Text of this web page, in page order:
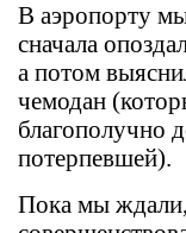
В аэропорту
сначала
а потом
чемодан
благополучно
потерпевшей).
Пока мы